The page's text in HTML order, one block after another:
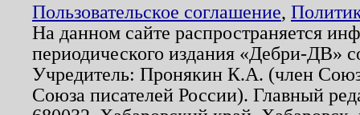
Пользовательское соглашение,
На данном сайте распространяется
периодического издания «Дебри-ДВ»
Учредитель: Пронякин К.А. (член
Союза писателей России). Главный